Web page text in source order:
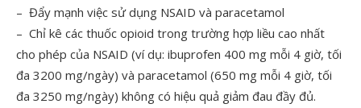
– Đẩy mạnh việc sử dụng NSAID và paracetamol
– Chỉ kê các thuốc opioid trong trường hợp liều cao nhất
cho phép của NSAID (ví dụ: ibuprofen 400 mg mỗi 4 giờ, tối
đa 3200 mg/ngày) và paracetamol (650 mg mỗi 4 giờ, tối
đa 3250 mg/ngày) không có hiệu quả giảm đau đầy đủ.